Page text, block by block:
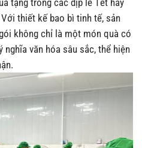
tặng trong các dịp lễ Tết hay
thiết kế bao bì tinh tế, sản
không chỉ là một món quà có
văn hóa sâu sắc, thể hiện